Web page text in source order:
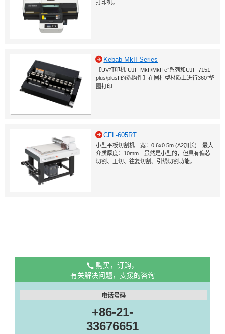
打印机。
Kebab MkII Series
【UV打印机“UJF-MkII/MkII e”系列和UJF-7151
plus/plusII的选购件】在圆柱型材质上进行360°整
圈打印
CFL-605RT
小型平板切割机 宽：0.6x0.5m (A2加长) 最大
介质厚度：10mm 虽然是小型的，但具有偏芯
切割、正切、往复切割、引线切割功能。
购买，订购，
有关解决问题，支援的咨询
电话号码
+86-21-
33676651